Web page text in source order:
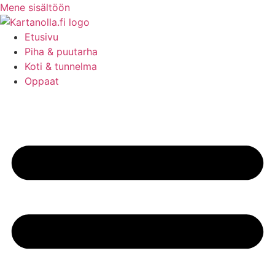
Mene sisältöön
Etusivu
Piha & puutarha
Koti & tunnelma
Oppaat